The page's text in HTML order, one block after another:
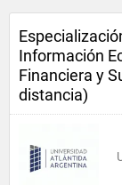
Información
Financiera y
distancia)